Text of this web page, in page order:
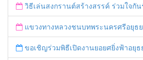
วิธีเล่นสงกรานต์สร้างสรรค์ ร่วมใจกั
แขวงทางหลวงชนบทพระนครศรีอยุธยา "ร่วมรณรงค์ ขับช้า เปิดไฟหน้า คาดเข็มขัด" เทศ
ขอเชิญร่วมพิธีเปิดงานยอยศยิ่งฟ้าอยุธย